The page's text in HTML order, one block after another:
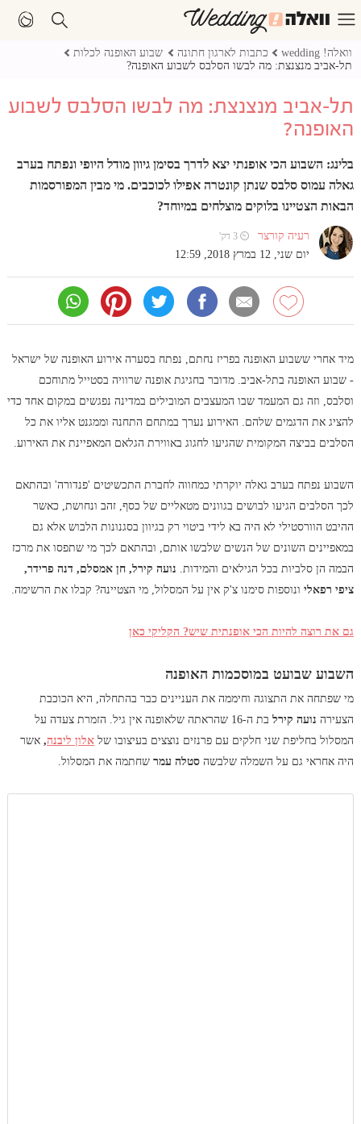
וואלה! wedding כתבות לארגון חתונה
שבוע האופנה לכלות
תל-אביב מנצנצת: מה לבשו הסלבס לשבוע האופנה?
תל-אביב מנצנצת: מה לבשו הסלבס לשבוע
האופנה?
בלינג: השבוע הכי אופנתי יצא לדרך בסימן גיוון מודל היופי ונפתח בערב
גאלה עמוס סלבס שנתן קונטרה אפילו לכוכבים. מי מבין המפורסמות
הבאות הצטיינו בלוקים מוצלחים במיוחד?
רעיה קורצר ⏲ 3 דק'
יום שני, 12 במרץ 2018, 12:59
מיד אחרי ששבוע האופנה בפריז נחתם, נפתח בסערה אירוע האופנה של ישראל
- שבוע האופנה בתל-אביב. מדובר בחגיגת אופנה שרוויה בסטייל מתוחכם
וסלבס, וזה גם המעמד שבו המעצבים המובילים במדינה נפגשים במקום אחד כדי
להציג את הדגמים שלהם. האירוע נערך במתחם התחנה וממגנט אליו את כל
הסלבים בביצה המקומית שהגיעו לחגוג באווירת הגלאם המאפיינת את האירוע.
השבוע נפתח בערב גאלה יוקרתי כמחווה לחברת התכשיטים 'פנדורה' ובהתאם
לכך הסלבים הגיעו לבושים בגוונים מטאליים של כסף, זהב ונחושת, כאשר
ההיבט הוורסטילי לא היה בא לידי ביטוי רק בגיוון בסגנונות הלבוש אלא גם
במאפיינים השונים של הנשים שלבשו אותם, ובהתאם לכך מי שתפסו את מרכז
הבמה הן סלביות בכל הגילאים והמידות. נועה קירל, חן אמסלם, דנה פרידר,
ציפי רפאלי ונוספות סימנו צ'ק אין על המסלול, מי הצטיינה? קבלו את הרשימה.
גם את רוצה להיות הכי אופנתית שיש? הקליקי כאן
השבוע שבועט במוסכמות האופנה
מי שפתחה את התצוגה וחיממה את העניינים כבר בהתחלה, היא הכוכבת
הצעירה נועה קירל
בת ה-16 שהראתה שלאופנה אין גיל. הזמרת צעדה על
המסלול בחליפת שני חלקים עם פרנזים נוצצים בעיצובו של אלון ליבנה,אשר
היה אחראי גם על השמלה שלבשה סטלה עמר שחתמה את המסלול.